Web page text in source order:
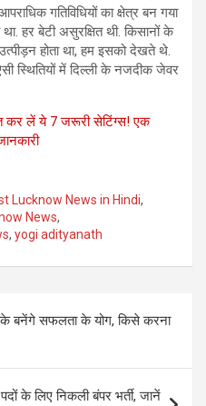
गतिविधियों का क्षेत्र बन गया
हर बेटी असुरक्षित थी. किसानों के
होता था, हम इसको देखते थे.
स्थितियों में दिल्ली के नजदीक जेवर
कर लें ये 7 जरूरी सेटिंग्स! एक
Lucknow News in Hindi,
News,
, yogi adityanath
के बनेंगे सफलता के योग, किसे करना
के लिए निकली बंपर भर्ती, जानें